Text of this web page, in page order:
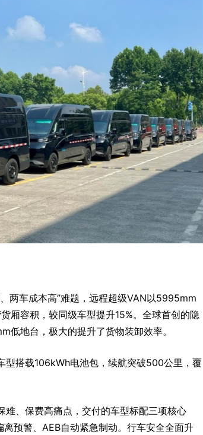
两车成本高”难题，远程超级VAN以5995mm
厢容积，较同级车型提升15%。全球首创的隐
低地台，极大的提升了货物装卸效率。
型搭载106kWh电池包，续航突破500公里，覆
、保费高痛点，交付的车型标配三项核心
预警、AEB自动紧急制动。行车安全全面升